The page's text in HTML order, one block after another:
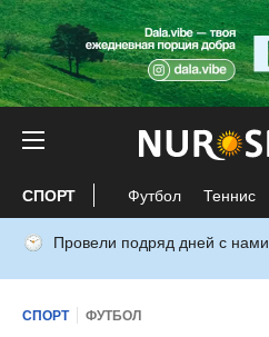
СПОРТ Футбол Теннис
Провели подряд дней с нами
СПОРТ ФУТБОЛ